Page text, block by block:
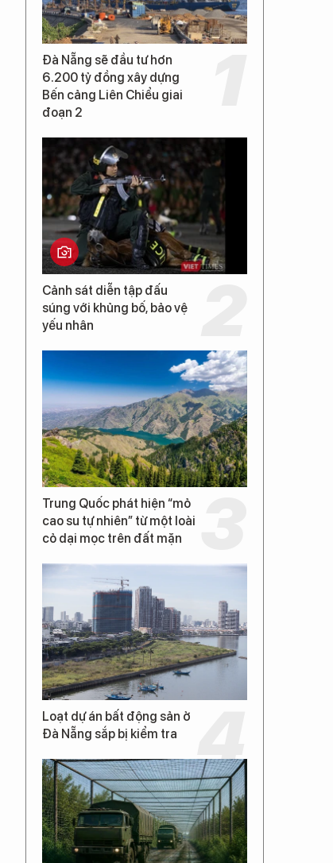
Đà Nẵng sẽ đầu tư hơn
6.200 tỷ đồng xây dựng
Bến cảng Liên Chiểu giai
đoạn 2
Cảnh sát diễn tập đấu
súng với khủng bố, bảo vệ
yếu nhân
Trung Quốc phát hiện “mỏ
cao su tự nhiên” từ một loài
cỏ dại mọc trên đất mặn
Loạt dự án bất động sản ở
Đà Nẵng sắp bị kiểm tra